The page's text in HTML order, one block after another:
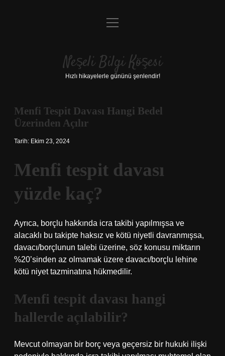
Anasayfa
Yasal Uyarı
menüyü
Neşeli Bilgi Köşesi
Hızlı hikayelerle gününü şenlendir!
Menfi Tespit Davası Hangi Bedel
Üzerinden Açılır
Tarih: Ekim 23, 2024
Menfi tespit davası
yüzde kaç?
Ayrıca, borçlu hakkında icra takibi yapılmışsa ve
alacaklı bu takipte haksız ve kötü niyetli davranmışsa,
davacı/borçlunun talebi üzerine, söz konusu miktarın
%20’sinden az olmamak üzere davacı/borçlu lehine
kötü niyet tazminatına hükmedilir.
Menfi tespit davası hangi
hallerde açılabilir?
Mevcut olmayan bir borç veya geçersiz bir hukuki ilişki